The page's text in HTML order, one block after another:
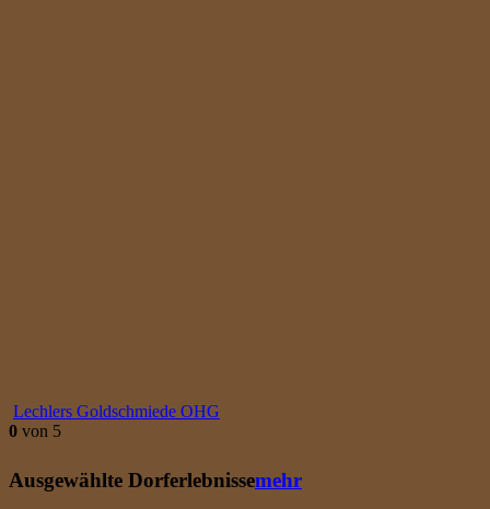
Lechlers Goldschmiede OHG
0 von 5
Ausgewählte Dorferlebnissemehr